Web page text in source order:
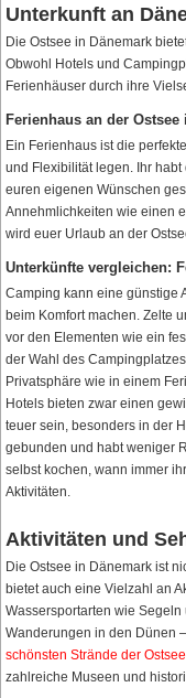
Unterkunft an
Die Ostsee in Dänemark
Obwohl Hotels und
Ferienhäuser durch ihre
Ferienhaus an der Ostsee
Ein Ferienhaus ist die
und Flexibilität legen. Ihr
euren eigenen Wünschen
Annehmlichkeiten wie einen
wird euer Urlaub an der
Unterkünfte vergleichen:
Camping kann eine günstige
beim Komfort machen. Zelte
vor den Elementen wie ein
der Wahl des
Privatsphäre wie in einem
Hotels bieten zwar einen
teuer sein, besonders in der
gebunden und habt weniger
selbst kochen, wann immer
Aktivitäten.
Aktivitäten und
Die Ostsee in Dänemark ist
bietet auch eine Vielzahl an
Wassersportarten wie
Wanderungen in den Dünen
schönsten Strände der Ostsee
zahlreiche Museen und